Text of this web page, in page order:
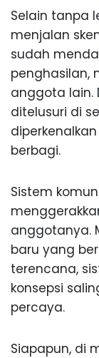
Selain tanpa
menjalan
sudah
penghasilan,
anggota lain.
ditelusuri di
berbagi.
Sistem
anggotanya.
baru yang
terencana,
konsepsi
percaya.
Siapapun, di